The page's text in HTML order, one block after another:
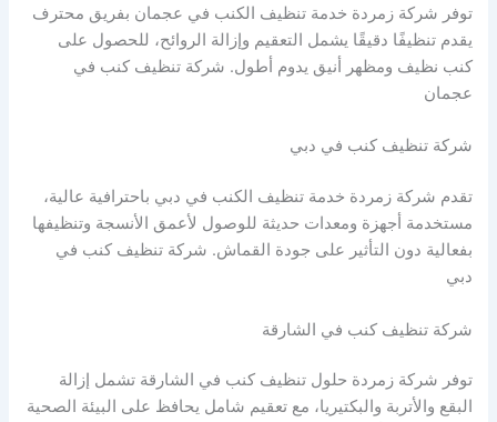
توفر شركة زمردة خدمة تنظيف الكنب في عجمان بفريق محترف
يقدم تنظيفًا دقيقًا يشمل التعقيم وإزالة الروائح، للحصول على
كنب نظيف ومظهر أنيق يدوم أطول. شركة تنظيف كنب في
عجمان
شركة تنظيف كنب في دبي
تقدم شركة زمردة خدمة تنظيف الكنب في دبي باحترافية عالية،
مستخدمة أجهزة ومعدات حديثة للوصول لأعمق الأنسجة وتنظيفها
بفعالية دون التأثير على جودة القماش. شركة تنظيف كنب في
دبي
شركة تنظيف كنب في الشارقة
توفر شركة زمردة حلول تنظيف كنب في الشارقة تشمل إزالة
البقع والأتربة والبكتيريا، مع تعقيم شامل يحافظ على البيئة الصحية